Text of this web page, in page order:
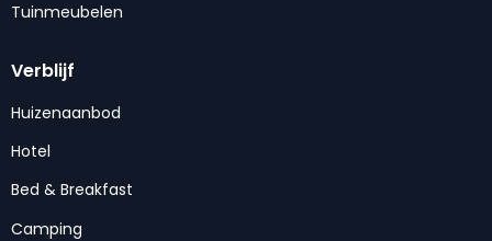
Tuinmeubelen
Verblijf
Huizenaanbod
Hotel
Bed & Breakfast
Camping